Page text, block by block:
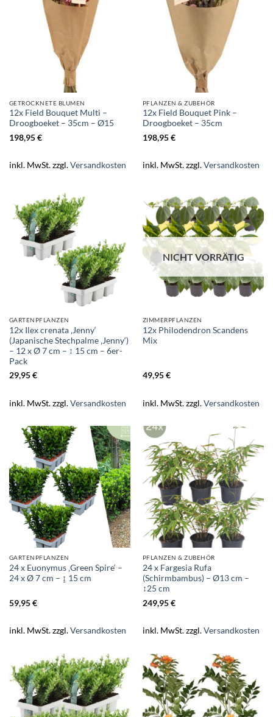
GETROCKNETE BLUMEN
12x Field Bouquet Multi –
Droogboeket – 35cm – Ø15
198,95€
inkl. MwSt.zzgl.Versandkosten
PFLANZEN & ZUBEHÖR
12x Field Bouquet Pink –
Droogboeket – 35cm
198,95€
inkl. MwSt.zzgl.Versandkosten
GARTENPFLANZEN
12x Ilex crenata ‚Jenny‘
(Japanische Stechpalme ‚Jenny‘)
– 12 x Ø 7 cm – ↕ 15 cm – 6er-
Pack
29,95€
inkl. MwSt.zzgl.Versandkosten
NICHT VORRÄTIG
ZIMMERPFLANZEN
12x Philodendron Scandens
Mix
49,95€
inkl. MwSt.zzgl.Versandkosten
GARTENPFLANZEN
24 x Euonymus ‚Green Spire‘ –
24 x Ø 7 cm – ↨ 15 cm
59,95€
inkl. MwSt.zzgl.Versandkosten
PFLANZEN & ZUBEHÖR
24 x Fargesia Rufa
(Schirmbambus) – Ø13 cm –
↕25 cm
249,95€
inkl. MwSt.zzgl.Versandkosten